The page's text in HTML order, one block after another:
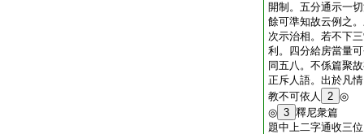
開制。五分通示一
餘可準知故云例之
次示治相。若不下
利。四分給房當量
同五八。不係篇聚
正斥人語。出於凡
教不可依人
2 ◎
◎ 3 釋尼衆篇
題中上二字通收三